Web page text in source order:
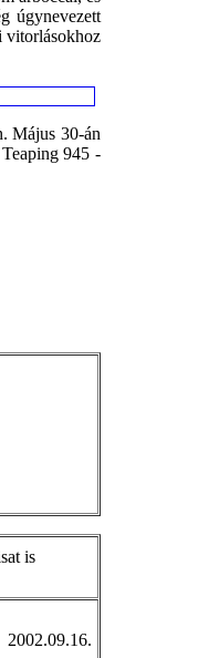
úgynevezett
vitorlásokhoz
Május 30-án
945 -
is
2002.09.16.